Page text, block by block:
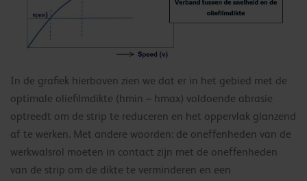
In de grafiek hierboven zien we dat er in het gebied met de
optimale oliefilmdikte (hmin – hmax) voldoende abrasie
optreedt om de strip te reduceren en het oppervlak glanzend
af te werken. Met andere woorden: de oneffenheden van de
werkwalsrol moeten in contact zijn met de oneffenheden
van de strip om de dikte te verminderen en een